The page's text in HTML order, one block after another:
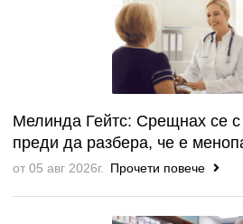
Мелинда Гейтс: Срещнах се с
преди да разбера, че е
от 05 авг 2026г. Прочети повече